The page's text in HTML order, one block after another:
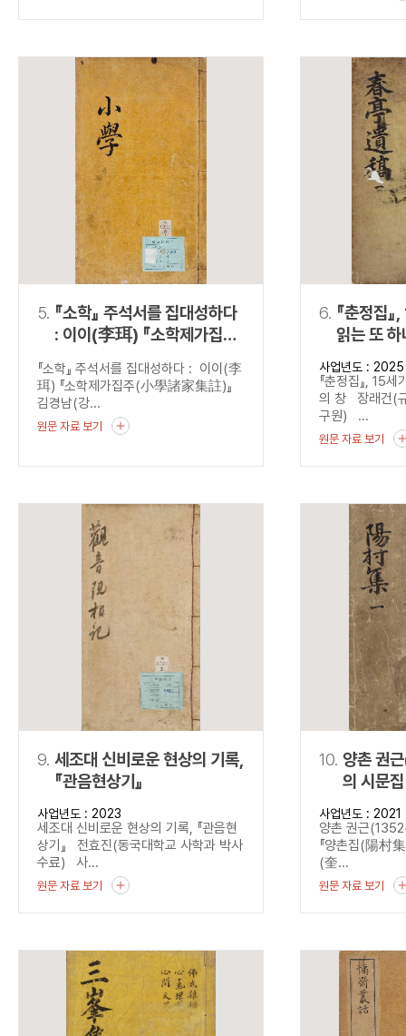
5. 『소학』 주석서를 집대성하다
: 이이(李珥) 『소학제가집주
『소학』 주석서를 집대성하다 : 이이(李
珥) 『소학제가집주(小學諸家集註)』
김경남(강...
원문 자료 보기
6. 『춘정집
읽는 또
사업년도 : 2025
『춘정집』, 15
의 창 장래건(
구원) ...
원문 자료 보기
9. 세조대 신비로운 현상의 기록,
『관음현상기』
사업년도 : 2023
세조대 신비로운 현상의 기록, 『관음현
상기』 전효진(동국대학교 사학과 박사
수료) 사...
원문 자료 보기
10. 양촌 권
의 시문집
사업년도 : 2021
양촌 권근
『양촌집(陽村集
(奎...
원문 자료 보기